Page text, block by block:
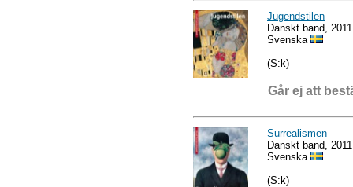
Jugendstilen
Danskt band, 2011
Svenska
(S:k)
Går ej att
Surrealismen
Danskt band, 2011
Svenska
(S:k)